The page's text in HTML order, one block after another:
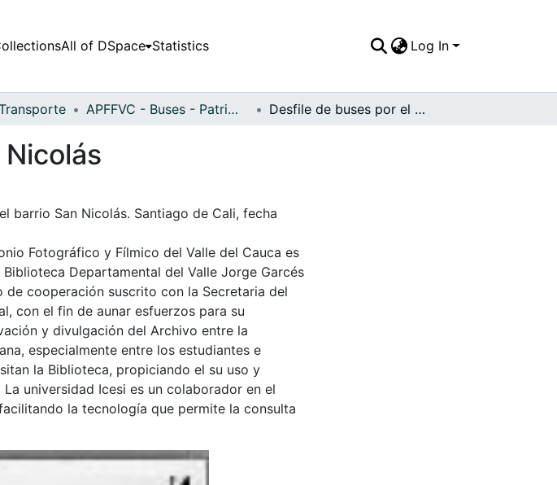
All of DSpace Statistics Log In
APFFVC - Buses - Patrimonial Desfile de buses por el barrio San Nicolás
barrio San Nicolás. Santiago de Cali, fecha
Fotográfico y Fílmico del Valle del Cauca es
Departamental del Valle Jorge Garcés
de cooperación suscrito con la Secretaria del
con el fin de aunar esfuerzos para su
y divulgación del Archivo entre la
especialmente entre los estudiantes e
la Biblioteca, propiciando el su uso y
universidad Icesi es un colaborador en el
la tecnología que permite la consulta